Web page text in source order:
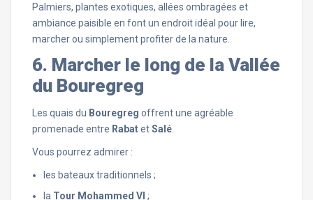
Palmiers, plantes exotiques, allées ombragées et
ambiance paisible en font un endroit idéal pour lire,
marcher ou simplement profiter de la nature.
6. Marcher le long de la Vallée
du Bouregreg
Les quais du Bouregreg offrent une agréable
promenade entre RabatetSalé
Vous pourrez admirer :
les bateaux traditionnels ;
la Tour Mohammed VI ;